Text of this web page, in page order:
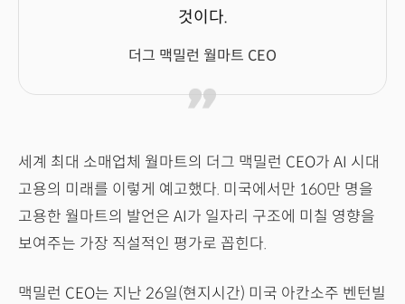
것이다.
더그 맥밀런 월마트 CEO
세계 최대 소매업체 월마트의 더그 맥밀런 CEO가 AI 시대
고용의 미래를 이렇게 예고했다. 미국에서만 160만 명을
고용한 월마트의 발언은 AI가 일자리 구조에 미칠 영향을
보여주는 가장 직설적인 평가로 꼽힌다.
맥밀런 CEO는 지난 26일(현지시간) 미국 아칸소주 벤턴빌